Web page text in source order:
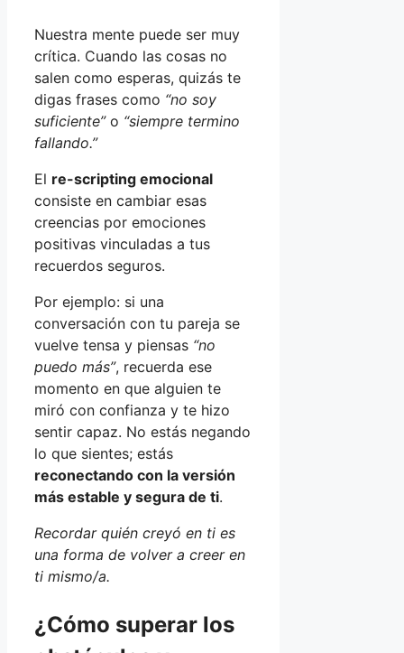
Nuestra mente puede ser muy
crítica. Cuando las cosas no
salen como esperas, quizás te
digas frases como “no soy
suficiente”o “siempre termino
fallando.”
El re-scripting emocional
consiste en cambiar esas
creencias por emociones
positivas vinculadas a tus
recuerdos seguros.
Por ejemplo: si una
conversación con tu pareja se
vuelve tensa y piensas “no
puedo más”, recuerda ese
momento en que alguien te
miró con confianza y te hizo
sentir capaz. No estás negando
lo que sientes; estás
reconectando con la versión
más estable y segura de ti.
Recordar quién creyó en ti es
una forma de volver a creer en
ti mismo/a.
¿Cómo superar los